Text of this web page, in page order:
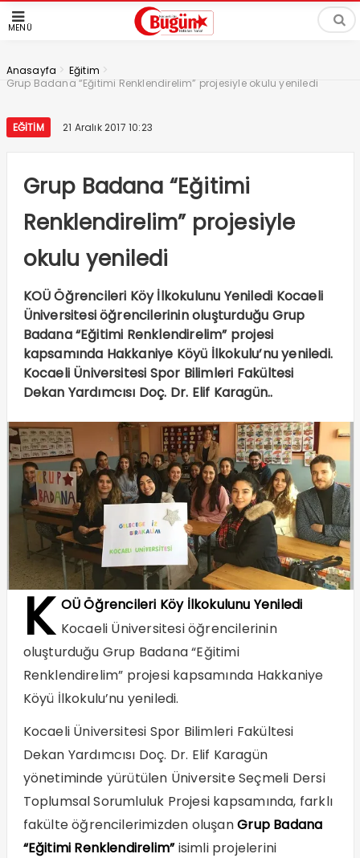
MENÜ
Anasayfa > Eğitim >
Grup Badana “Eğitimi Renklendirelim” projesiyle okulu yeniledi
EĞITIM 21 Aralık 2017 10:23
Grup Badana “Eğitimi
Renklendirelim” projesiyle
okulu yeniledi
KOÜ Öğrencileri Köy İlkokulunu Yeniledi Kocaeli
Üniversitesi öğrencilerinin oluşturduğu Grup
Badana “Eğitimi Renklendirelim” projesi
kapsamında Hakkaniye Köyü İlkokulu’nu yeniledi.
Kocaeli Üniversitesi Spor Bilimleri Fakültesi
Dekan Yardımcısı Doç. Dr. Elif Karagün..
K OÜ Öğrencileri Köy İlkokulunu Yeniledi
Kocaeli Üniversitesi öğrencilerinin
oluşturduğu Grup Badana “Eğitimi
Renklendirelim” projesi kapsamında Hakkaniye
Köyü İlkokulu’nu yeniledi.
Kocaeli Üniversitesi Spor Bilimleri Fakültesi
Dekan Yardımcısı Doç. Dr. Elif Karagün
yönetiminde yürütülen Üniversite Seçmeli Dersi
Toplumsal Sorumluluk Projesi kapsamında, farklı
fakülte öğrencilerimizden oluşanGrup Badana
“Eğitimi Renklendirelim”isimli projelerini